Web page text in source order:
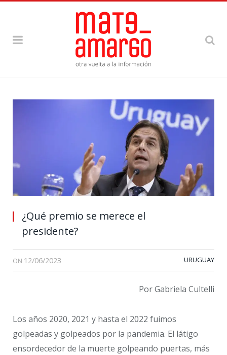
¿Qué premio se merece el
presidente?
ON 12/06/2023 URUGUAY
Por Gabriela Cultelli
Los años 2020, 2021 y hasta el 2022 fuimos
golpeadas y golpeados por la pandemia. El látigo
ensordecedor de la muerte golpeando puertas, más